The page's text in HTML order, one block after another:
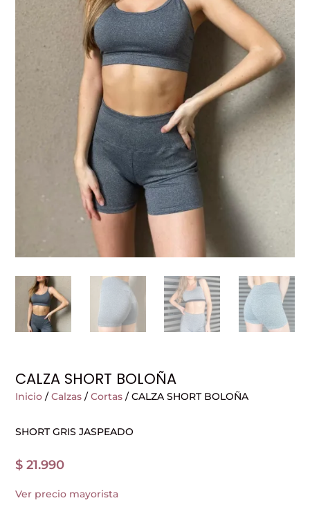
CALZA SHORT BOLOÑA
Inicio /Calzas /Cortas / CALZA SHORT BOLOÑA
SHORT GRIS JASPEADO
$ 21.990
Ver precio mayorista